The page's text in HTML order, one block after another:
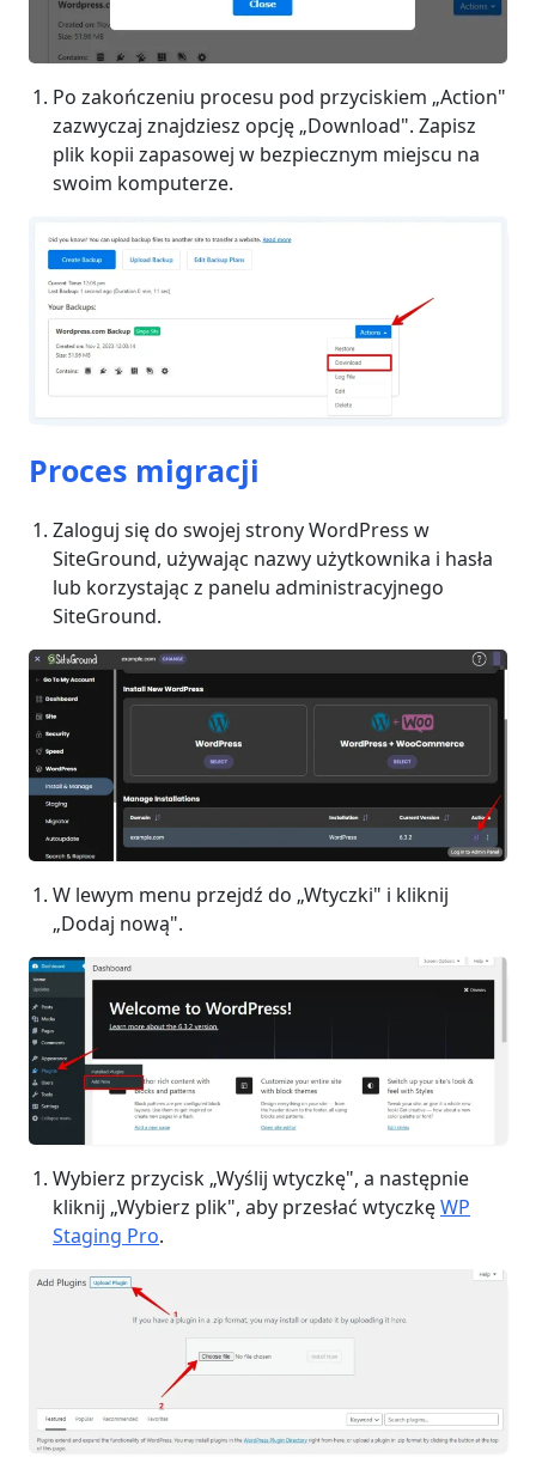
Po zakończeniu procesu pod przyciskiem „Action"
zazwyczaj znajdziesz opcję „Download". Zapisz
plik kopii zapasowej w bezpiecznym miejscu na
swoim komputerze.
Proces migracji
Zaloguj się do swojej strony WordPress w
SiteGround, używając nazwy użytkownika i hasła
lub korzystając z panelu administracyjnego
SiteGround.
W lewym menu przejdź do „Wtyczki" i kliknij
„Dodaj nową".
Wybierz przycisk „Wyślij wtyczkę", a następnie
kliknij „Wybierz plik", aby przesłać wtyczkęWP
Staging Pro.